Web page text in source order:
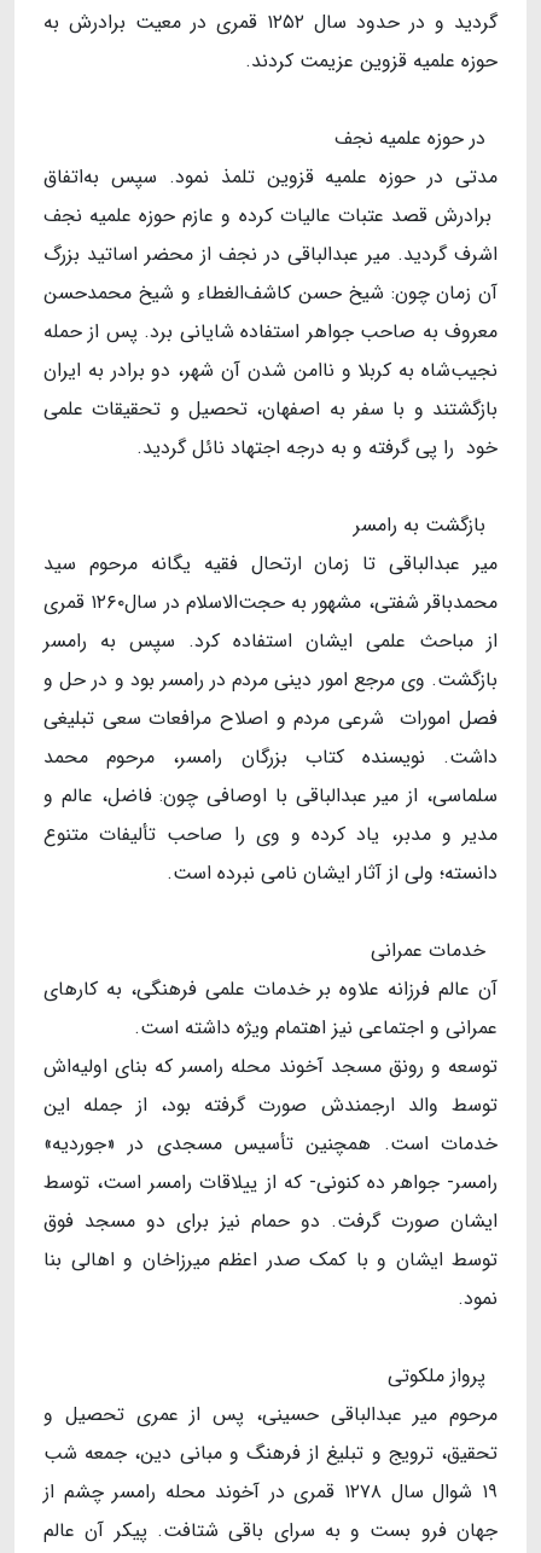
گردید و در حدود سال ۱۲۵۲ قمری در معیت برادرش به
حوزه علمیه قزوین عزیمت کردند.
در حوزه علمیه نجف
مدتی در حوزه علمیه قزوین تلمذ نمود. سپس به‌اتفاق
برادرش قصد عتبات عالیات کرده و عازم حوزه علمیه نجف
اشرف گردید. میر عبدالباقی در نجف از محضر اساتید بزرگ
آن زمان چون: شیخ حسن کاشف‌الغطاء و شیخ محمدحسن
معروف به صاحب جواهر استفاده شایانی برد. پس از حمله
نجیب‌شاه به کربلا و ناامن شدن آن شهر، دو برادر به ایران
بازگشتند و با سفر به اصفهان، تحصیل و تحقیقات علمی
خود را پی گرفته و به درجه اجتهاد نائل گردید.
بازگشت به رامسر
میر عبدالباقی تا زمان ارتحال فقیه یگانه مرحوم سید
محمدباقر شفتی،‌ مشهور به حجت‌الاسلام در سال۱۲۶۰ قمری
از مباحث علمی ایشان استفاده کرد. سپس به رامسر
بازگشت. وی مرجع امور دینی مردم در رامسر بود و در حل و
فصل امورات شرعی مردم و اصلاح مرافعات سعی تبلیغی
داشت. نویسنده کتاب بزرگان رامسر، مرحوم محمد
سلماسی، از میر عبدالباقی با اوصافی چون: فاضل،‌ عالم و
مدیر و مدبر، یاد کرده و وی را صاحب تألیفات متنوع
دانسته؛ ولی از آثار ایشان نامی نبرده است.
خدمات عمرانی
آن عالم فرزانه علاوه بر خدمات علمی فرهنگی، به کارهای
عمرانی و اجتماعی نیز اهتمام ویژه داشته است.
توسعه و رونق مسجد آخوند محله رامسر که بنای اولیه‌اش
توسط والد ارجمندش صورت گرفته بود، از جمله این
خدمات است. همچنین تأسیس مسجدی در «جوردیه»
رامسر- جواهر ده کنونی- که از ییلاقات رامسر است، توسط
ایشان صورت گرفت. دو حمام نیز برای دو مسجد فوق
توسط ایشان و با کمک صدر اعظم میرزاخان و اهالی بنا
نمود.
پرواز ملکوتی
مرحوم میر عبدالباقی حسینی، پس از عمری تحصیل و
تحقیق، ترویج و تبلیغ از فرهنگ و مبانی دین، جمعه شب
۱۹ شوال سال ۱۲۷۸ قمری در آخوند محله رامسر چشم از
جهان فرو بست و به سرای باقی شتافت. پیکر آن عالم